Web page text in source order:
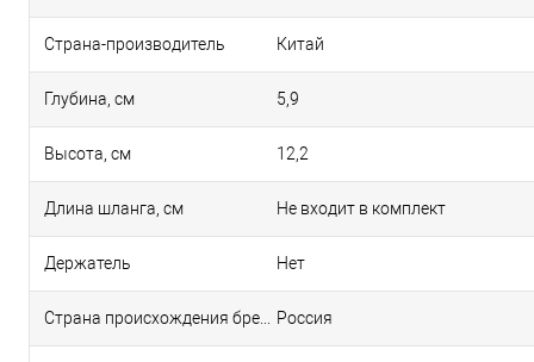
Страна-производитель Китай
Глубина, см 5,9
Высота, см 12,2
Длина шланга, см Не входит в комплект
Держатель Нет
Россия